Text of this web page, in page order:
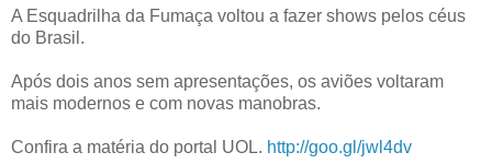
A Esquadrilha da Fumaça voltou a fazer shows pelos céus
do Brasil.
Após dois anos sem apresentações, os aviões voltaram
mais modernos e com novas manobras.
Confira a matéria do portal UOL. http://goo.gl/jwl4dv